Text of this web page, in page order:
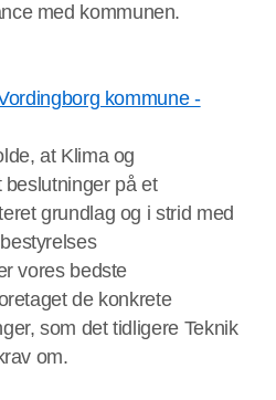
med kommunen.
kommune -
at Klima og
på et
grundlag og i strid med
vores bedste
de konkrete
som det tidligere Teknik
om.